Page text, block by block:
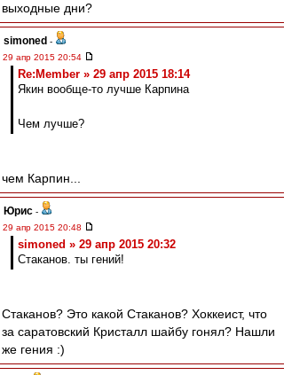
выходные дни?
simoned -
29 апр 2015 20:54
Re:Member » 29 апр 2015 18:14
Якин вообще-то лучше Карпина
Чем лучше?
чем Карпин...
Юрис -
29 апр 2015 20:48
simoned » 29 апр 2015 20:32
Стаканов. ты гений!
Стаканов? Это какой Стаканов? Хоккеист, что
за саратовский Кристалл шайбу гонял? Нашли
же гения :)